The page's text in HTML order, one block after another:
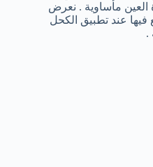
مأساوية . نعرض
عند تطبيق الكحل
.